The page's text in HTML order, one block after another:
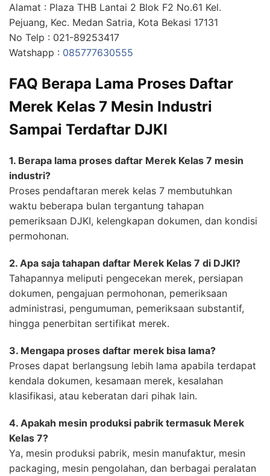
Alamat : Plaza THB Lantai 2 Blok F2 No.61 Kel.
Pejuang, Kec. Medan Satria, Kota Bekasi 17131
No Telp : 021-89253417
Watshapp : 085777630555
FAQ Berapa Lama Proses Daftar
Merek Kelas 7 Mesin Industri
Sampai Terdaftar DJKI
1. Berapa lama proses daftar Merek Kelas 7 mesin
industri?
Proses pendaftaran merek kelas 7 membutuhkan
waktu beberapa bulan tergantung tahapan
pemeriksaan DJKI, kelengkapan dokumen, dan kondisi
permohonan.
2. Apa saja tahapan daftar Merek Kelas 7 di DJKI?
Tahapannya meliputi pengecekan merek, persiapan
dokumen, pengajuan permohonan, pemeriksaan
administrasi, pengumuman, pemeriksaan substantif,
hingga penerbitan sertifikat merek.
3. Mengapa proses daftar merek bisa lama?
Proses dapat berlangsung lebih lama apabila terdapat
kendala dokumen, kesamaan merek, kesalahan
klasifikasi, atau keberatan dari pihak lain.
4. Apakah mesin produksi pabrik termasuk Merek
Kelas 7?
Ya, mesin produksi pabrik, mesin manufaktur, mesin
packaging, mesin pengolahan, dan berbagai peralatan